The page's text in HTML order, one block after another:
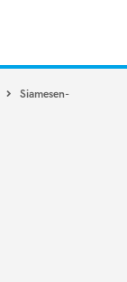
Siamesen-